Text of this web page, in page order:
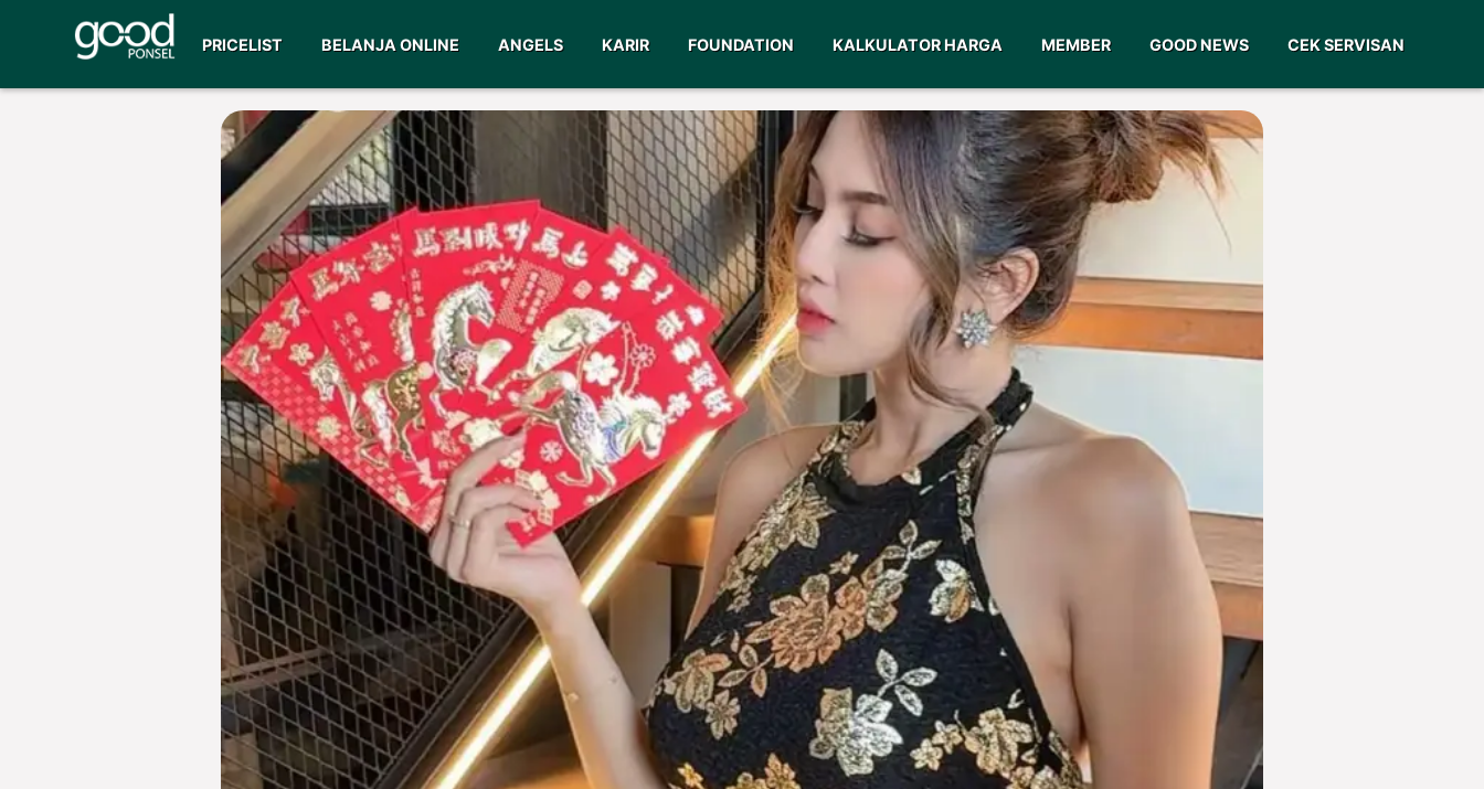
PRICELIST BELANJA ONLINE ANGELS KARIR FOUNDATION KALKULATOR HARGA MEMBER GOOD NEWS CEK SERVISAN